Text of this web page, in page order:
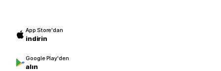
App Store'dan
indirin
Google Play'den
alın